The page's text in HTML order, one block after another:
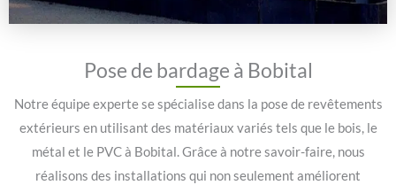
Pose de bardage à Bobital
Notre équipe experte se spécialise dans la pose de revêtements
extérieurs en utilisant des matériaux variés tels que le bois, le
métal et le PVC à Bobital. Grâce à notre savoir-faire, nous
réalisons des installations qui non seulement améliorent